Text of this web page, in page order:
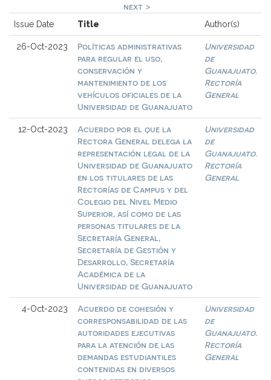
next >
Issue Date Title Author(s)
26-Oct-2023
Políticas administrativas
para regular el uso,
conservación y
mantenimiento de los
vehículos oficiales de la
Universidad de Guanajuato
Universidad
de
Guanajuato.
Rectoría
General
12-Oct-2023
Acuerdo por el que la
Rectora General delega la
representación legal de la
Universidad de Guanajuato
en los titulares de las
Rectorías de Campus y del
Colegio del Nivel Medio
Superior, así como de las
personas titulares de la
Secretaría General,
Secretaría de Gestión y
Desarrollo, Secretaría
Académica de la
Universidad de Guanajuato
Universidad
de
Guanajuato.
Rectoría
General
4-Oct-2023
Acuerdo de cohesión y
corresponsabilidad de las
autoridades ejecutivas
para la atención de las
demandas estudiantiles
contenidas en diversos
Universidad
de
Guanajuato.
Rectoría
General